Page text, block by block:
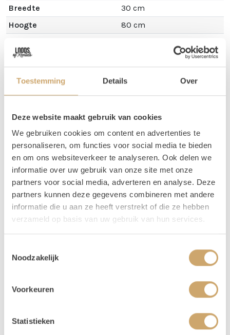
Toestemming Details Over
Deze website maakt gebruik van cookies
We gebruiken cookies om content en advertenties te
personaliseren, om functies voor social media te bieden
en om ons websiteverkeer te analyseren. Ook delen we
informatie over uw gebruik van onze site met onze
partners voor social media, adverteren en analyse. Deze
partners kunnen deze gegevens combineren met andere
informatie die u aan ze heeft verstrekt of die ze hebben
verzameld op basis van uw gebruik van hun services.
Noodzakelijk
Voorkeuren
Statistieken
Breedte
30 cm
Hoogte
80 cm
Omschrijving
tof! Kleed hem aan met wat groen, en gebruik hem voor
dat toffe welkomstbord of mooie beschreven spiegel. Dit
is een tafelmodel.
Verhuur - Hoe werkt het? In het kort..
Onze prijzen zijn voor 3 dagen. De ophaaldag, de gebruiksdag en de
terugbreng dag.
Bij het bestellen: Voer alleen de dagen in waarop je het gebruikt. Trouw
dan 25-27 april in.
De dag voor je event kun je de items ophalen of laten bezorgen. De dag
na je event mag het weer terugbrengen, of halen wij het voor je op! Valt
daarom heen. Bijvoorbeeld: Jullie trouwen op zaterdag. De items
worden dan op vrijdag bezorgd, en op maandag weer opgehaald. De